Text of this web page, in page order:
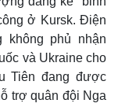
ở Kursk. Điện
không phủ nhận
và Ukraine cho
Tiên đang được
trợ quân đội Nga